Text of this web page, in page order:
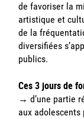
de favoriser la
artistique et
de la
diversifiées
publics.
Ces 3 jours de
→ d’une partie
aux adolescents